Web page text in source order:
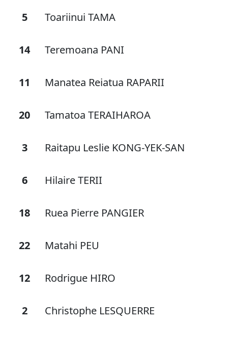
5 Toariinui TAMA
14 Teremoana PANI
11 Manatea Reiatua RAPARII
20 Tamatoa TERAIHAROA
3 Raitapu Leslie KONG-YEK-SAN
6 Hilaire TERII
18 Ruea Pierre PANGIER
22 Matahi PEU
12 Rodrigue HIRO
2 Christophe LESQUERRE